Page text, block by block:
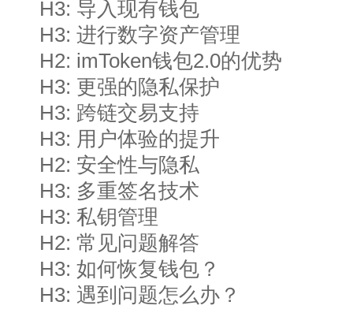
H3: 导入现有钱包
H3: 进行数字资产管理
H2: imToken钱包2.0的优势
H3: 更强的隐私保护
H3: 跨链交易支持
H3: 用户体验的提升
H2: 安全性与隐私
H3: 多重签名技术
H3: 私钥管理
H2: 常见问题解答
H3: 如何恢复钱包？
H3: 遇到问题怎么办？